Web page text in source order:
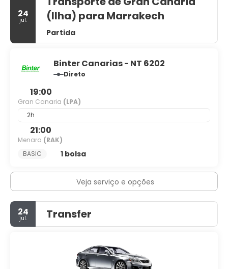
24
jul.
(Ilha) para Marrakech
Partida
Binter Canarias - NT 6202
Direto
19:00
Gran Canaria (LPA)
2h
21:00
Menara (RAK)
BASIC
1 bolsa
Veja serviço e opções
24
jul. Transfer